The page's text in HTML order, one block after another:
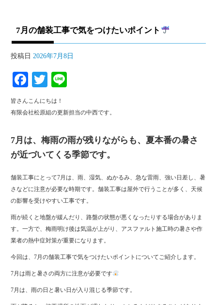
7月の舗装工事で気をつけたいポイント
投稿日 2026年7月8日
Fa
ce
bo
T
wi
tte
皆さんこんにちは！
有限会社松原組の更新担当の中西です。
7月は、梅雨の雨が残りながらも、夏本番の暑さ
が近づいてくる季節です。
舗装工事にとって7月は、雨、湿気、ぬかるみ、急な雷雨、強い日差し、暑
さなどに注意が必要な時期です。舗装工事は屋外で行うことが多く、天候
の影響を受けやすい工事です。
雨が続くと地盤が緩んだり、路盤の状態が悪くなったりする場合がありま
す。一方で、梅雨明け後は気温が上がり、アスファルト施工時の暑さや作
業者の熱中症対策が重要になります。
今回は、7月の舗装工事で気をつけたいポイントについてご紹介します。
7月は雨と暑さの両方に注意が必要です
7月は、雨の日と暑い日が入り混じる季節です。